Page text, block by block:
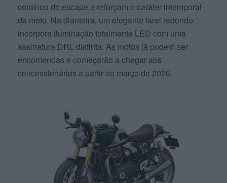
contínuo do escape e reforçam o caráter intemporal
da moto. Na dianteira, um elegante farol redondo
incorpora iluminação totalmente LED com uma
assinatura DRL distinta. As motos já podem ser
encomendas e começarão a chegar aos
concessionários a partir de março de 2026.